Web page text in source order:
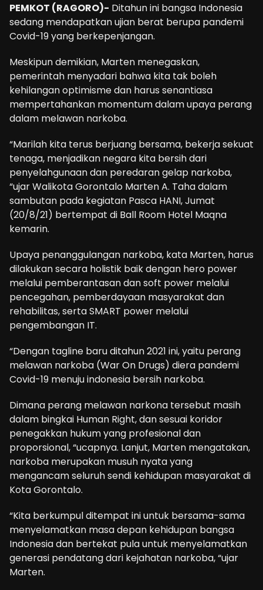
PEMKOT (RAGORO)- Ditahun ini bangsa Indonesia
sedang mendapatkan ujian berat berupa pandemi
Covid-19 yang berkepenjangan.
Meskipun demikian, Marten menegaskan,
pemerintah menyadari bahwa kita tak boleh
kehilangan optimisme dan harus senantiasa
mempertahankan momentum dalam upaya perang
dalam melawan narkoba.
“Marilah kita terus berjuang bersama, bekerja sekuat
tenaga, menjadikan negara kita bersih dari
penyelahgunaan dan peredaran gelap narkoba,
“ujar Walikota Gorontalo Marten A. Taha dalam
sambutan pada kegiatan Pasca HANI, Jumat
(20/8/21) bertempat di Ball Room Hotel Maqna
kemarin.
Upaya penanggulangan narkoba, kata Marten, harus
dilakukan secara holistik baik dengan hero power
melalui pemberantasan dan soft power melalui
pencegahan, pemberdayaan masyarakat dan
rehabilitas, serta SMART power melalui
pengembangan IT.
“Dengan tagline baru ditahun 2021 ini, yaitu perang
melawan narkoba (War On Drugs) diera pandemi
Covid-19 menuju indonesia bersih narkoba.
Dimana perang melawan narkona tersebut masih
dalam bingkai Human Right, dan sesuai koridor
penegakkan hukum yang profesional dan
proporsional, “ucapnya. Lanjut, Marten mengatakan,
narkoba merupakan musuh nyata yang
mengancam seluruh sendi kehidupan masyarakat di
Kota Gorontalo.
“Kita berkumpul ditempat ini untuk bersama-sama
menyelamatkan masa depan kehidupan bangsa
Indonesia dan bertekat pula untuk menyelamatkan
generasi pendatang dari kejahatan narkoba, “ujar
Marten.